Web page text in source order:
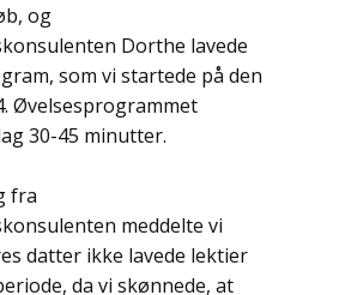
og
Dorthe lavede
som vi startede på den
Øvelsesprogrammet
30-45 minutter.
fra
meddelte vi
datter ikke lavede lektier
da vi skønnede, at